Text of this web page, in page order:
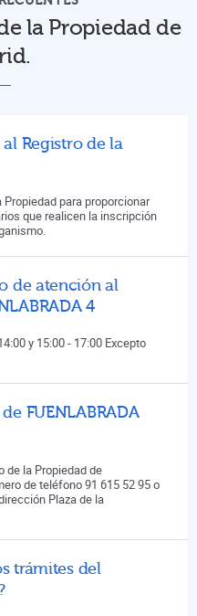
la Propiedad de
Registro de la
para proporcionar
que realicen la inscripción
de atención al
4
y 15:00 - 17:00 Excepto
FUENLABRADA
de la Propiedad de
de teléfono 91 615 52 95 o
Plaza de la
trámites del